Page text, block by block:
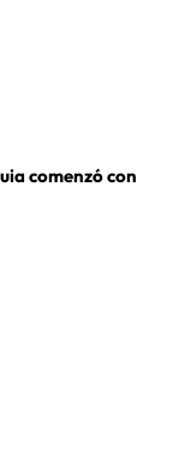
comenzó con